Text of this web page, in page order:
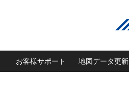
お客様サポート 地図データ更新